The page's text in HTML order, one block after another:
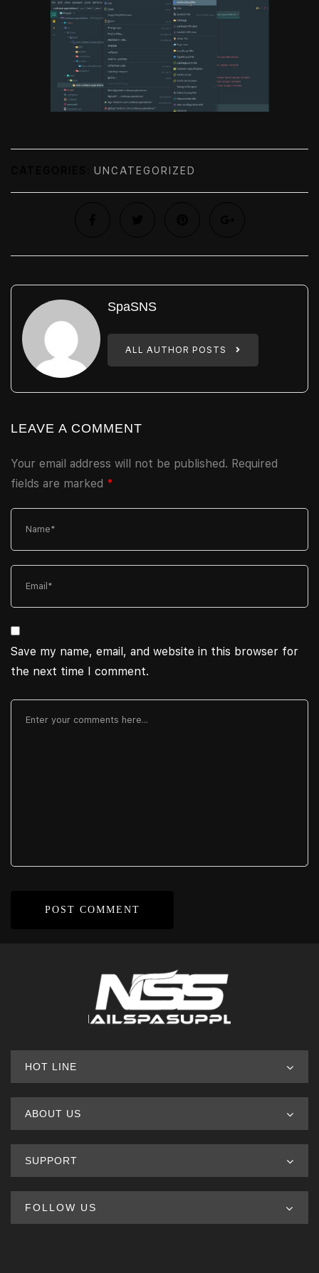
UNCATEGORIZED
SpaSNS
ALL AUTHOR POSTS
LEAVE A COMMENT
Your email address will not be published. Required
fields are marked *
Save my name, email, and website in this browser for
the next time I comment.
HOT LINE
ABOUT US
SUPPORT
FOLLOW US